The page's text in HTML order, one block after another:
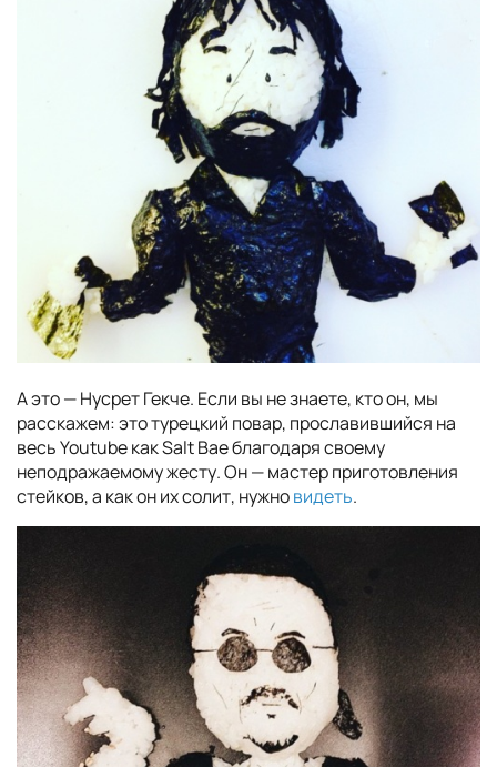
А это — Нусрет Гекче. Если вы не знаете, кто он, мы
расскажем: это турецкий повар, прославившийся на
весь Youtube как Salt Bae благодаря своему
неподражаемому жесту. Он — мастер приготовления
стейков, а как он их солит, нужновидеть.